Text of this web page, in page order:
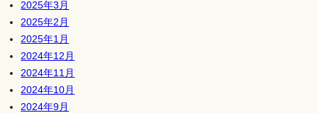
2025年3月
2025年2月
2025年1月
2024年12月
2024年11月
2024年10月
2024年9月